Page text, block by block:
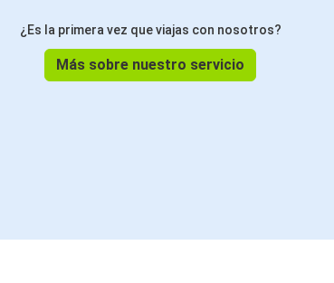
¿Es la primera vez que viajas con nosotros?
Más sobre nuestro servicio